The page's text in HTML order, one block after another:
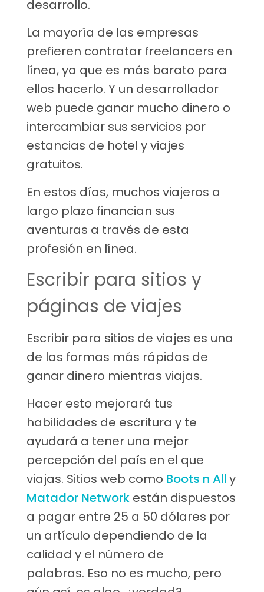
desarrollo.
La mayoría de las empresas
prefieren contratar freelancers en
línea, ya que es más barato para
ellos hacerlo. Y un desarrollador
web puede ganar mucho dinero o
intercambiar sus servicios por
estancias de hotel y viajes
gratuitos.
En estos días, muchos viajeros a
largo plazo financian sus
aventuras a través de esta
profesión en línea.
Escribir para sitios y
páginas de viajes
Escribir para sitios de viajes es una
de las formas más rápidas de
ganar dinero mientras viajas.
Hacer esto mejorará tus
habilidades de escritura y te
ayudará a tener una mejor
percepción del país en el que
viajas. Sitios web como Boots n Ally
Matador Network están dispuestos
a pagar entre 25 a 50 dólares por
un artículo dependiendo de la
calidad y el número de
palabras. Eso no es mucho, pero